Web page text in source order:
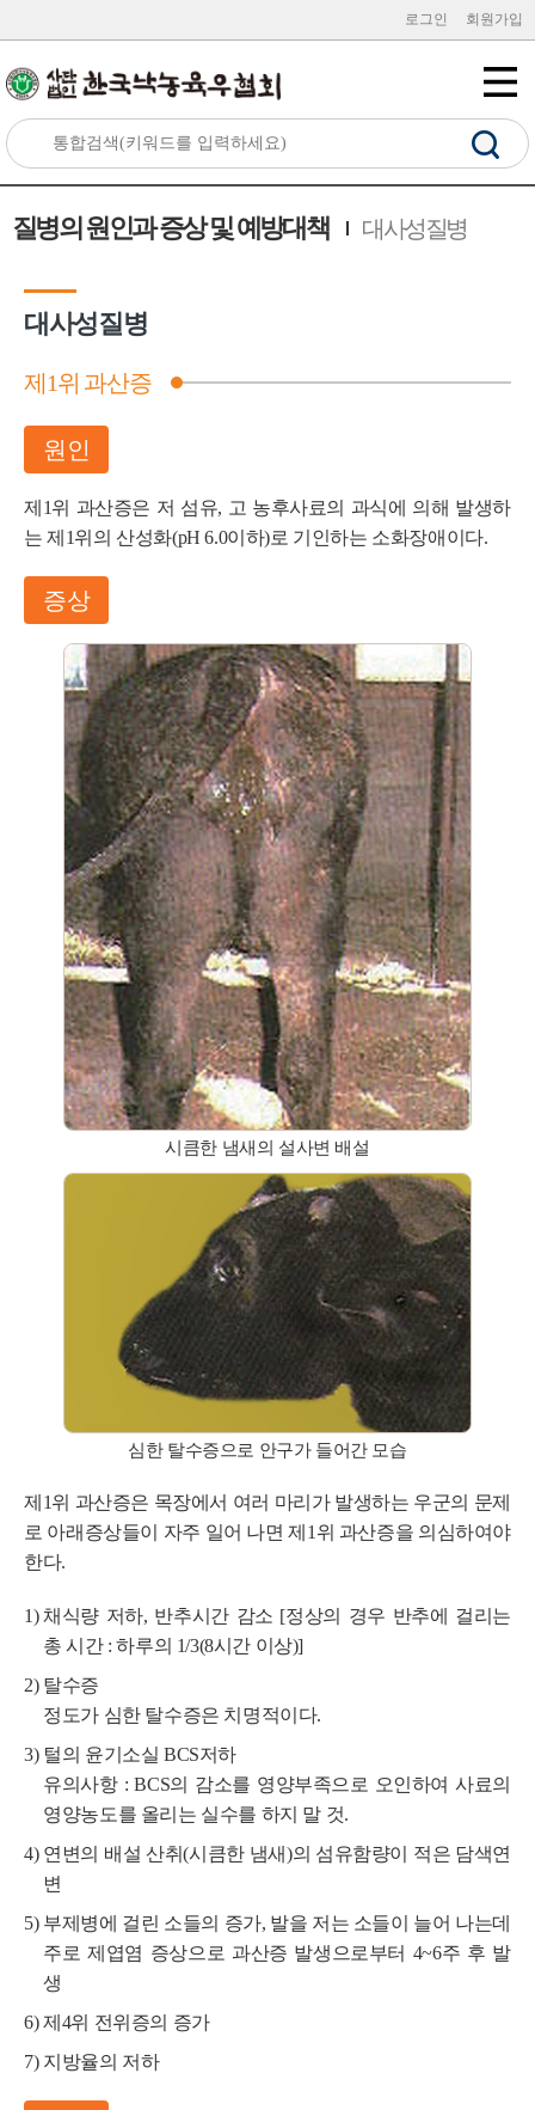
로그인 회원가입
질병의 원인과 증상 및 예방대책 대사성질병
대사성질병
제1위 과산증
원인
제1위 과산증은 저 섬유, 고 농후사료의 과식에 의해 발생하
는 제1위의 산성화(pH 6.0이하)로 기인하는 소화장애이다.
증상
시큼한 냄새의 설사변 배설
심한 탈수증으로 안구가 들어간 모습
제1위 과산증은 목장에서 여러 마리가 발생하는 우군의 문제
로 아래증상들이 자주 일어 나면 제1위 과산증을 의심하여야
한다.
채식량 저하, 반추시간 감소 [정상의 경우 반추에 걸리는
총 시간 : 하루의 1/3(8시간 이상)]
탈수증
정도가 심한 탈수증은 치명적이다.
털의 윤기소실 BCS저하
유의사항 : BCS의 감소를 영양부족으로 오인하여 사료의
영양농도를 올리는 실수를 하지 말 것.
연변의 배설 산취(시큼한 냄새)의 섬유함량이 적은 담색연
변
부제병에 걸린 소들의 증가, 발을 저는 소들이 늘어 나는데
주로 제엽염 증상으로 과산증 발생으로부터 4~6주 후 발
생
제4위 전위증의 증가
지방율의 저하